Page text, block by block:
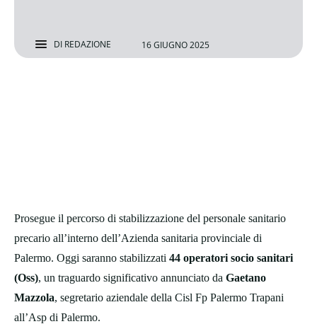
DI REDAZIONE 16 GIUGNO 2025
Prosegue il percorso di stabilizzazione del personale sanitario
precario all’interno dell’Azienda sanitaria provinciale di
Palermo. Oggi saranno stabilizzati 44 operatori socio sanitari
(Oss), un traguardo significativo annunciato da Gaetano
Mazzola, segretario aziendale della Cisl Fp Palermo Trapani
all’Asp di Palermo.